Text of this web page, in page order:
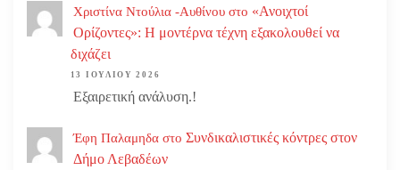
Χριστίνα Ντούλια -Αυθίνου στο «Ανοιχτοί
Ορίζοντες»: Η μοντέρνα τέχνη εξακολουθεί να
διχάζει
13 ΙΟΥΛΊΟΥ 2026
Εξαιρετική ανάλυση.!
Έφη Παλαμηδα στο Συνδικαλιστικές κόντρες στον
Δήμο Λεβαδέων